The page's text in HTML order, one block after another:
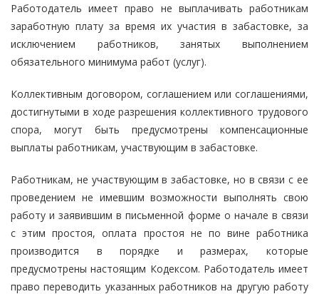
Работодатель имеет право не выплачивать работникам
заработную плату за время их участия в забастовке, за
исключением работников, занятых выполнением
обязательного минимума работ (услуг).
Коллективным договором, соглашением или соглашениями,
достигнутыми в ходе разрешения коллективного трудового
спора, могут быть предусмотрены компенсационные
выплаты работникам, участвующим в забастовке.
Работникам, не участвующим в забастовке, но в связи с ее
проведением не имевшим возможности выполнять свою
работу и заявившим в письменной форме о начале в связи
с этим простоя, оплата простоя не по вине работника
производится в порядке и размерах, которые
предусмотрены настоящим Кодексом. Работодатель имеет
право переводить указанных работников на другую работу